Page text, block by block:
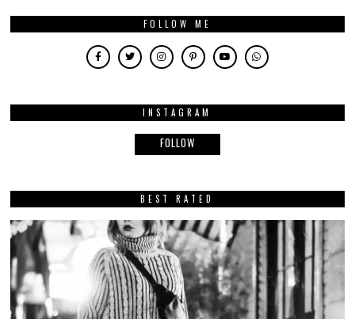
FOLLOW ME
INSTAGRAM
FOLLOW
BEST RATED